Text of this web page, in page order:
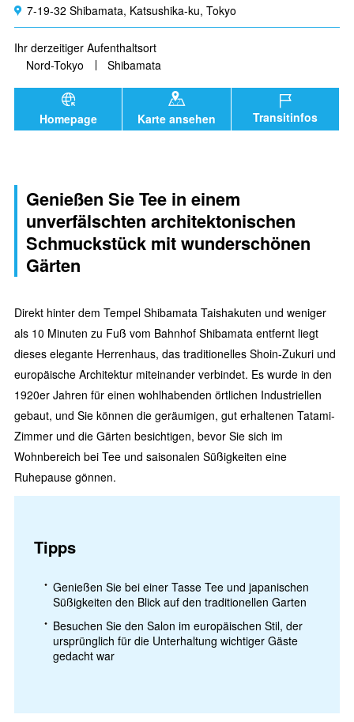
7-19-32 Shibamata, Katsushika-ku, Tokyo
Ihr derzeitiger Aufenthaltsort
Nord-Tokyo
Shibamata
Homepage Karte ansehen Transitinfos
Genießen Sie Tee in einem
unverfälschten architektonischen
Schmuckstück mit wunderschönen
Gärten
Direkt hinter dem Tempel Shibamata Taishakuten und weniger
als 10 Minuten zu Fuß vom Bahnhof Shibamata entfernt liegt
dieses elegante Herrenhaus, das traditionelles Shoin-Zukuri und
europäische Architektur miteinander verbindet. Es wurde in den
1920er Jahren für einen wohlhabenden örtlichen Industriellen
gebaut, und Sie können die geräumigen, gut erhaltenen Tatami-
Zimmer und die Gärten besichtigen, bevor Sie sich im
Wohnbereich bei Tee und saisonalen Süßigkeiten eine
Ruhepause gönnen.
Tipps
Genießen Sie bei einer Tasse Tee und japanischen
Süßigkeiten den Blick auf den traditionellen Garten
Besuchen Sie den Salon im europäischen Stil, der
ursprünglich für die Unterhaltung wichtiger Gäste
gedacht war